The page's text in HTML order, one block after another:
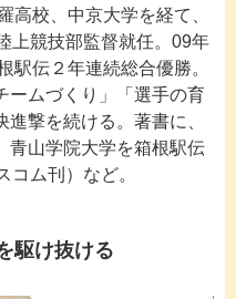
高校、中京大学を経て、
上競技部監督就任。09年
駅伝２年連続総合優勝。
ームづくり」「選手の育
撃を続ける。著書に、
青山学院大学を箱根駅伝
コム刊）など。
駆け抜ける